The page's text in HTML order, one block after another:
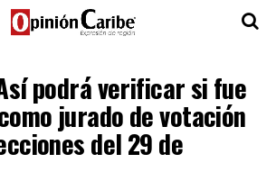
podrá verificar si fue
jurado de votación
del 29 de